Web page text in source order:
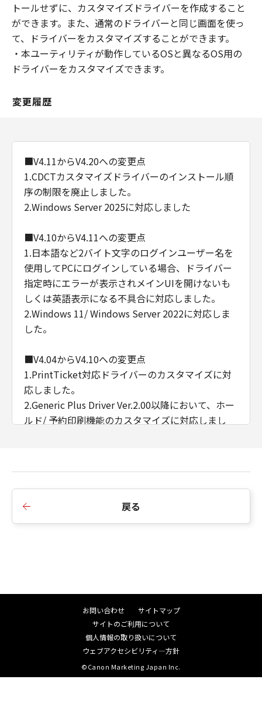
トールせずに、カスタマイズドライバーを作成すること
ができます。また、通常のドライバーと同じ画面を使っ
て、ドライバーをカスタマイズすることができます。
・本ユーティリティが動作しているOSと異なるOS用の
ドライバーをカスタマイズできます。
変更履歴
■V4.11からV4.20への変更点
1.CDCTカスタマイズドライバーのインストール順
序の制限を廃止しました。
2.Windows Server 2025に対応しました
■V4.10からV4.11への変更点
1.日本語など2バイト文字のログインユーザー名を
使用してPCにログインしている場合、ドライバー
指定時にエラーが表示されメインUIを開けないも
しくは英語表示になる不具合に対応しました。
2.Windows 11/ Windows Server 2022に対応しま
した。
■V4.04からV4.10への変更点
1.PrintTicket対応ドライバーのカスタマイズに対
応しました。
2.Generic Plus Driver Ver.2.00以降において、ホー
ルド/ 予約印刷機能のカスタマイズに対応しまし
5.Windows Server 2019に対応しました。
6.Windows Vista/ Windows 8を非サポートとしま
ズに対応しました。
3.Generic Plus LIPSLX Printer Driver Ver.1.00以降
に対応しました。
4.Generic Plus LIPS4 Printer Driver Ver.1.00以降
に対応しました。
戻る
お問い合わせ
サイトマップ
サイトのご利用について
個人情報の取り扱いについて
ウェブアクセシビリティ―方針
©Canon Marketing Japan Inc.